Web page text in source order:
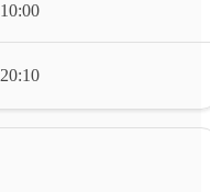
10:00
20:10